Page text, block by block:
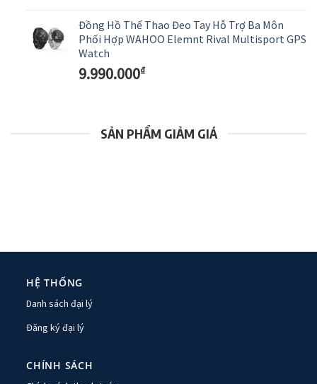
Đồng Hồ Thể Thao Đeo Tay Hỗ Trợ Ba Môn
Phối Hợp WAHOO Elemnt Rival Multisport GPS
Watch
9.990.000₫
SẢN PHẨM GIẢM GIÁ
HỆ THỐNG
Danh sách đại lý
Đăng ký đại lý
CHÍNH SÁCH